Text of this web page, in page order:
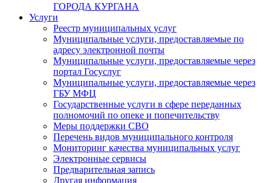
ГОРОДА КУРГАНА
Услуги
Реестр муниципальных услуг
Муниципальные услуги, предоставляемые по
адресу электронной почты
Муниципальные услуги, предоставляемые через
портал Госуслуг
Муниципальные услуги, предоставляемые через
ГБУ МФЦ
Государственные услуги в сфере переданных
полномочий по опеке и попечительству
Меры поддержки СВО
Перечень видов муниципального контроля
Мониторинг качества муниципальных услуг
Электронные сервисы
Предварительная запись
Другая информация